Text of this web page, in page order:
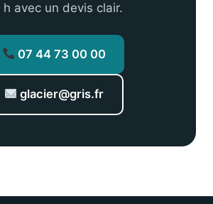
h avec un devis clair.
07 44 73 00 00
glacier@gris.fr